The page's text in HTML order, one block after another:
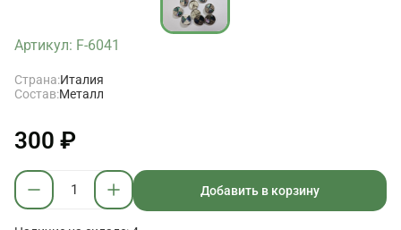
Артикул: F-6041
Страна:Италия
Состав:Металл
300 ₽
Добавить в корзину